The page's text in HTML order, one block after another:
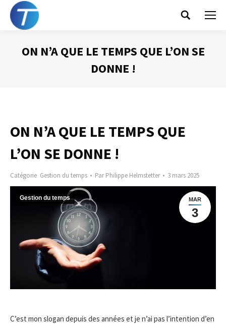
Search:
ON N’A QUE LE TEMPS QUE L’ON SE
DONNE !
ON N’A QUE LE TEMPS QUE
L’ON SE DONNE !
Catégorie Gestion du temps ParPhilippe Helmstetter 3 mars 2025
MAR
3
Gestion du temps
C’est mon slogan depuis des années et je n’ai pas l’intention d’en